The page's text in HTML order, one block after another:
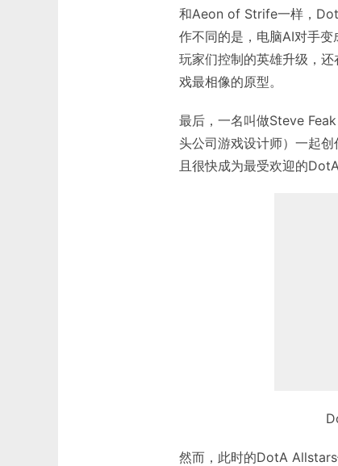
和Aeon of Strife一样，
作不同的是，电脑AI对手
玩家们控制的英雄升级，
戏最相像的原型。
最后，一名叫做Steve
头公司游戏设计师）一起
且很快成为最受欢迎的DotA
然而，此时的DotA